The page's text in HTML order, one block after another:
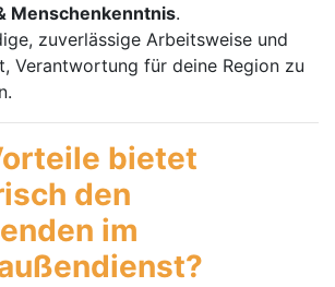
Menschenkenntnis.
zuverlässige Arbeitsweise und
Verantwortung für deine Region zu
bietet
den
im